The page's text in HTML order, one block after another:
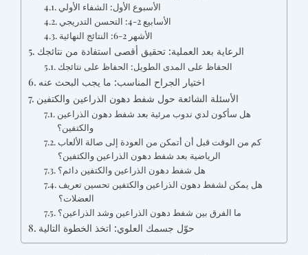
الأسبوع الأول: الشفاء الأولي
الأسابيع 2-4: التحسن التدريجي
الأشهر 2-6: النتائج النهائية
الرعاية بعد العملية: تحقيق أقصى استفادة من نتائجك
الحفاظ على المدى الطويل: الحفاظ على نتائجك
اختيار الجراح المناسب: ما يجب البحث عنه
الأسئلة الشائعة حول شفط دهون الذراعين والكتفين
هل سأكون لدي ندوب مرئية بعد شفط دهون الذراعين
والكتفين؟
كم من الوقت قبل أن أتمكن من العودة إلى صالة الألعاب
الرياضية بعد شفط دهون الذراعين والكتفين؟
هل شفط دهون الذراعين والكتفين دائم؟
هل يمكن لشفط دهون الذراعين والكتفين تحسين تعريف
العضلات؟
ما الفرق بين شفط دهون الذراعين وشد الذراعين؟
حوّل جسمك العلوي: اتخذ الخطوة التالية